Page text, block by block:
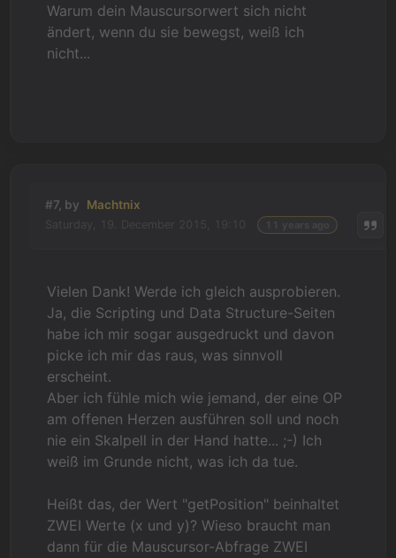
Warum dein Mauscursorwert sich nicht
ändert, wenn du sie bewegst, weiß ich
nicht...
#7, by Machtnix
Vielen Dank! Werde ich gleich ausprobieren.
Ja, die Scripting und Data Structure-Seiten
habe ich mir sogar ausgedruckt und davon
picke ich mir das raus, was sinnvoll
erscheint.
Aber ich fühle mich wie jemand, der eine OP
am offenen Herzen ausführen soll und noch
nie ein Skalpell in der Hand hatte... ;-) Ich
weiß im Grunde nicht, was ich da tue.
Heißt das, der Wert "getPosition" beinhaltet
ZWEI Werte (x und y)? Wieso braucht man
dann für die Mauscursor-Abfrage ZWEI